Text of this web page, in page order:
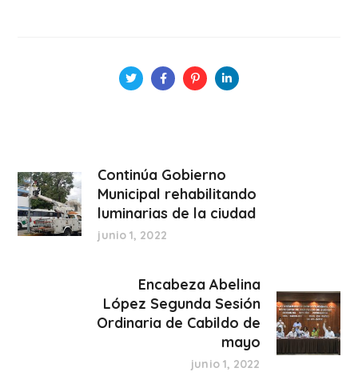
Continúa Gobierno
Municipal rehabilitando
luminarias de la ciudad
junio 1, 2022
Encabeza Abelina
López Segunda Sesión
Ordinaria de Cabildo de
mayo
junio 1, 2022